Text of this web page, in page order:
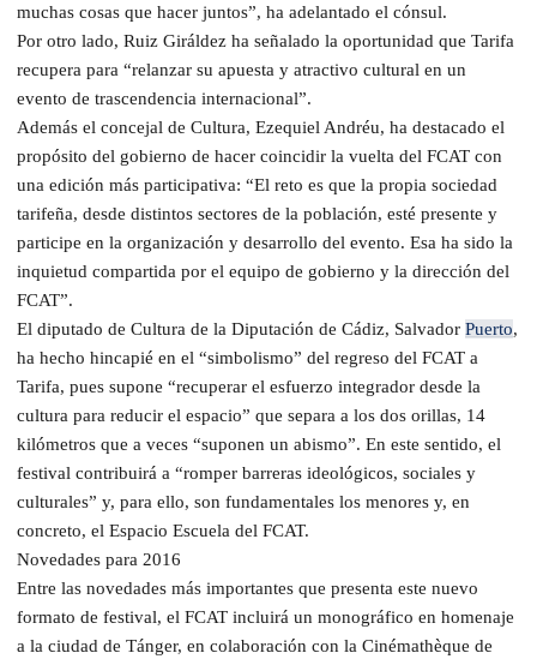
muchas cosas que hacer juntos”, ha adelantado el cónsul.
Por otro lado, Ruiz Giráldez ha señalado la oportunidad que Tarifa
recupera para “relanzar su apuesta y atractivo cultural en un
evento de trascendencia internacional”.
Además el concejal de Cultura, Ezequiel Andréu, ha destacado el
propósito del gobierno de hacer coincidir la vuelta del FCAT con
una edición más participativa: “El reto es que la propia sociedad
tarifeña, desde distintos sectores de la población, esté presente y
participe en la organización y desarrollo del evento. Esa ha sido la
inquietud compartida por el equipo de gobierno y la dirección del
FCAT”.
El diputado de Cultura de la Diputación de Cádiz, Salvador Puerto,
ha hecho hincapié en el “simbolismo” del regreso del FCAT a
Tarifa, pues supone “recuperar el esfuerzo integrador desde la
cultura para reducir el espacio” que separa a los dos orillas, 14
kilómetros que a veces “suponen un abismo”. En este sentido, el
festival contribuirá a “romper barreras ideológicos, sociales y
culturales” y, para ello, son fundamentales los menores y, en
concreto, el Espacio Escuela del FCAT.
Novedades para 2016
Entre las novedades más importantes que presenta este nuevo
formato de festival, el FCAT incluirá un monográfico en homenaje
a la ciudad de Tánger, en colaboración con la Cinémathèque de